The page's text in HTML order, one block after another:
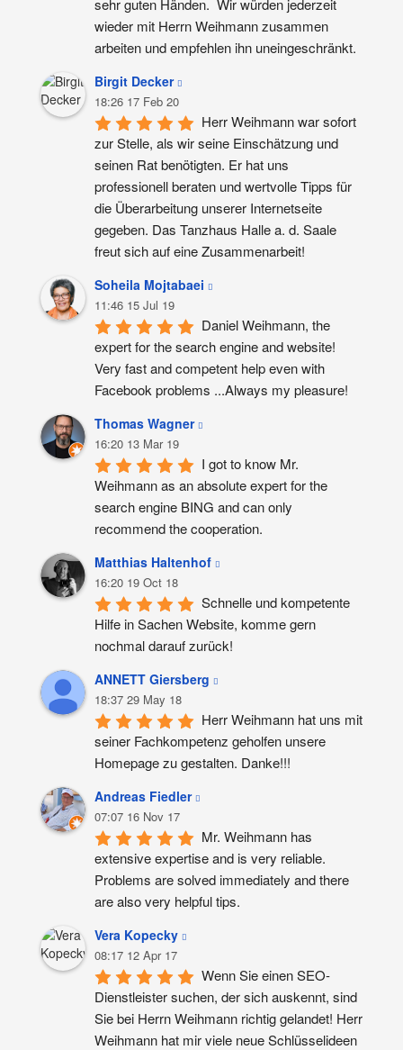
sehr guten Händen.  Wir würden jederzeit
wieder mit Herrn Weihmann zusammen
arbeiten und empfehlen ihn uneingeschränkt.
Birgit Decker
18:26 17 Feb 20
Herr Weihmann war sofort
zur Stelle, als wir seine Einschätzung und
seinen Rat benötigten. Er hat uns
professionell beraten und wertvolle Tipps für
die Überarbeitung unserer Internetseite
gegeben. Das Tanzhaus Halle a. d. Saale
freut sich auf eine Zusammenarbeit!
Soheila Mojtabaei
11:46 15 Jul 19
Daniel Weihmann, the
expert for the search engine and website!
Very fast and competent help even with
Facebook problems ...Always my pleasure!
Thomas Wagner
16:20 13 Mar 19
I got to know Mr.
Weihmann as an absolute expert for the
search engine BING and can only
recommend the cooperation.
Matthias Haltenhof
16:20 19 Oct 18
Schnelle und kompetente
Hilfe in Sachen Website, komme gern
nochmal darauf zurück!
ANNETT Giersberg
18:37 29 May 18
Herr Weihmann hat uns mit
seiner Fachkompetenz geholfen unsere
Homepage zu gestalten. Danke!!!
Andreas Fiedler
07:07 16 Nov 17
Mr. Weihmann has
extensive expertise and is very reliable.
Problems are solved immediately and there
are also very helpful tips.
Vera Kopecky
08:17 12 Apr 17
Wenn Sie einen SEO-
Dienstleister suchen, der sich auskennt, sind
Sie bei Herrn Weihmann richtig gelandet! Herr
Weihmann hat mir viele neue Schlüsselideen